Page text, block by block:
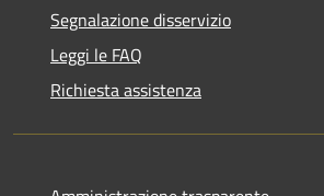
Segnalazione disservizio
Leggi le FAQ
Richiesta assistenza